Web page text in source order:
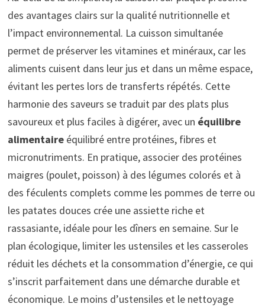
des avantages clairs sur la qualité nutritionnelle et
l’impact environnemental. La cuisson simultanée
permet de préserver les vitamines et minéraux, car les
aliments cuisent dans leur jus et dans un même espace,
évitant les pertes lors de transferts répétés. Cette
harmonie des saveurs se traduit par des plats plus
savoureux et plus faciles à digérer, avec un équilibre
alimentaireéquilibré entre protéines, fibres et
micronutriments. En pratique, associer des protéines
maigres (poulet, poisson) à des légumes colorés et à
des féculents complets comme les pommes de terre ou
les patates douces crée une assiette riche et
rassasiante, idéale pour les dîners en semaine. Sur le
plan écologique, limiter les ustensiles et les casseroles
réduit les déchets et la consommation d’énergie, ce qui
s’inscrit parfaitement dans une démarche durable et
économique. Le moins d’ustensiles et le nettoyage